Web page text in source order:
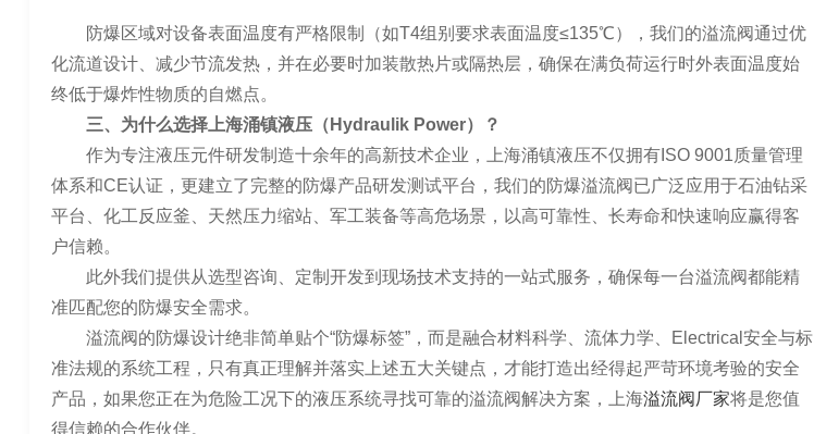
防爆区域对设备表面温度有严格限制（如T4组别要求表面温度≤135℃），我们的溢流阀通过优
化流道设计、减少节流发热，并在必要时加装散热片或隔热层，确保在满负荷运行时外表面温度始
终低于爆炸性物质的自燃点。
三、为什么选择上海涌镇液压（Hydraulik Power）？
作为专注液压元件研发制造十余年的高新技术企业，上海涌镇液压不仅拥有ISO 9001质量管理
体系和CE认证，更建立了完整的防爆产品研发测试平台，我们的防爆溢流阀已广泛应用于石油钻采
平台、化工反应釜、天然压力缩站、军工装备等高危场景，以高可靠性、长寿命和快速响应赢得客
户信赖。
此外我们提供从选型咨询、定制开发到现场技术支持的一站式服务，确保每一台溢流阀都能精
准匹配您的防爆安全需求。
溢流阀的防爆设计绝非简单贴个“防爆标签”，而是融合材料科学、流体力学、Electrical安全与标
准法规的系统工程，只有真正理解并落实上述五大关键点，才能打造出经得起严苛环境考验的安全
产品，如果您正在为危险工况下的液压系统寻找可靠的溢流阀解决方案，上海溢流阀厂家将是您值
得信赖的合作伙伴。